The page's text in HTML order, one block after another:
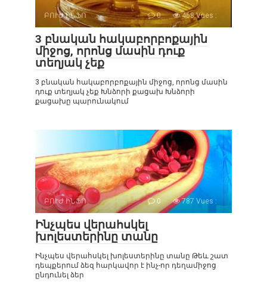
ԲՈՒԺ ԻՆՖՈ 0 468 Vues :
3 բնական հակաբորբոքային
միջոց, որոնց մասին դուք
տեղյակ չեք
3 բնական հակաբորբոքային միջոց, որոնց մասին
դուք տեղյակ չեք Խնձորի քացախ Խնձորի
քացախը պարունակում
ԲՈՒԺ ԻՆՖՈ 0 787 Vues :
Ինչպես վերահսկել
խոլեստերինը տանը
Ինչպես վերահսկել խոլեստերինը տանը Թեև շատ
դեպքերում ձեզ հարկավոր է ինչ-որ դեղամիջոց
ընդունել ձեր